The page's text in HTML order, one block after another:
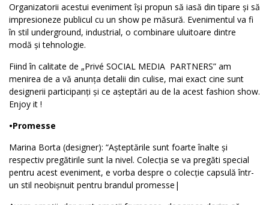
Organizatorii acestui eveniment își propun să iasă din tipare și să
impresioneze publicul cu un show pe măsură. Evenimentul va fi
în stil underground, industrial, o combinare uluitoare dintre
modă și tehnologie.
Fiind în calitate de „Privé SOCIAL MEDIA PARTNERS” am
menirea de a vă anunța detalii din culise, mai exact cine sunt
designerii participanți și ce așteptări au de la acest fashion show.
Enjoy it !
•Promesse
Marina Borta (designer): “Așteptările sunt foarte înalte și
respectiv pregătirile sunt la nivel. Colecția se va pregăti special
pentru acest eveniment, e vorba despre o colecție capsulă într-
un stil neobișnuit pentru brandul promesse|